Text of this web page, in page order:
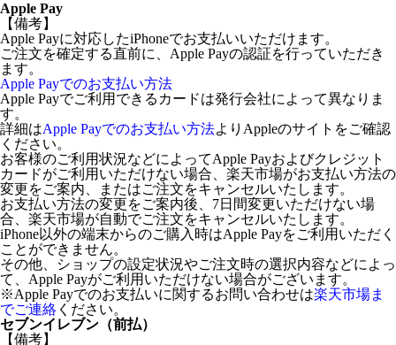
Apple Pay
【備考】
Apple Payに対応したiPhoneでお支払いいただけます。
ご注文を確定する直前に、Apple Payの認証を行っていただき
ます。
Apple Payでのお支払い方法
Apple Payでご利用できるカードは発行会社によって異なりま
す。
詳細はApple Payでのお支払い方法よりAppleのサイトをご確認
ください。
お客様のご利用状況などによってApple Payおよびクレジット
カードがご利用いただけない場合、楽天市場がお支払い方法の
変更をご案内、またはご注文をキャンセルいたします。
お支払い方法の変更をご案内後、7日間変更いただけない場
合、楽天市場が自動でご注文をキャンセルいたします。
iPhone以外の端末からのご購入時はApple Payをご利用いただく
ことができません。
その他、ショップの設定状況やご注文時の選択内容などによっ
て、Apple Payがご利用いただけない場合がございます。
※Apple Payでのお支払いに関するお問い合わせは楽天市場ま
でご連絡 ください。
セブンイレブン（前払）
【備考】